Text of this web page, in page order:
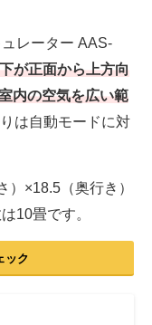
レーター AAS-
が正面から上方向
内の空気を広い範
は自動モードに対
×18.5（奥行き）
10畳です。
ック